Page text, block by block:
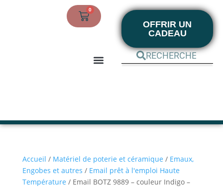
0
OFFRIR UN
CADEAU
Accueil / Matériel de poterie et céramique / Emaux,
Engobes et autres / Email prêt à l'emploi Haute
Température / Email BOTZ 9889 – couleur Indigo –